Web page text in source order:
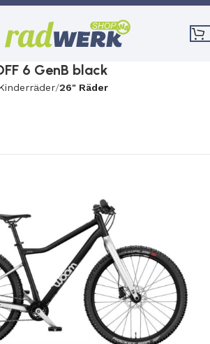
6 GenB black
26" Räder